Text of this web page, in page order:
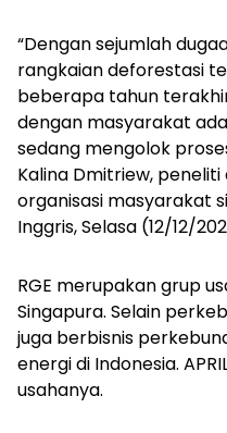
“Dengan sejumlah
rangkaian deforestasi
beberapa tahun
dengan masyarakat
sedang mengolok
Kalina Dmitriew,
organisasi masyarakat
Inggris, Selasa (12/12/
RGE merupakan grup
Singapura. Selain
juga berbisnis
energi di Indonesia.
usahanya.